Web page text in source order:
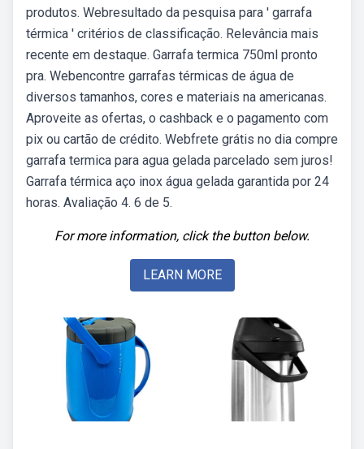
produtos. Webresultado da pesquisa para ' garrafa
térmica ' critérios de classificação. Relevância mais
recente em destaque. Garrafa termica 750ml pronto
pra. Webencontre garrafas térmicas de água de
diversos tamanhos, cores e materiais na americanas.
Aproveite as ofertas, o cashback e o pagamento com
pix ou cartão de crédito. Webfrete grátis no dia compre
garrafa termica para agua gelada parcelado sem juros!
Garrafa térmica aço inox água gelada garantida por 24
horas. Avaliação 4. 6 de 5.
For more information, click the button below.
LEARN MORE